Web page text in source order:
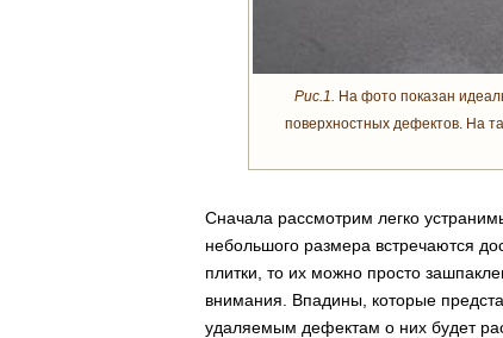
Рис.1. На фото показан
поверхностных дефектов. На
Сначала рассмотрим легко
небольшого размера встречаются
плитки, то их можно просто
внимания. Впадины, которые
удаляемым дефектам о них будет